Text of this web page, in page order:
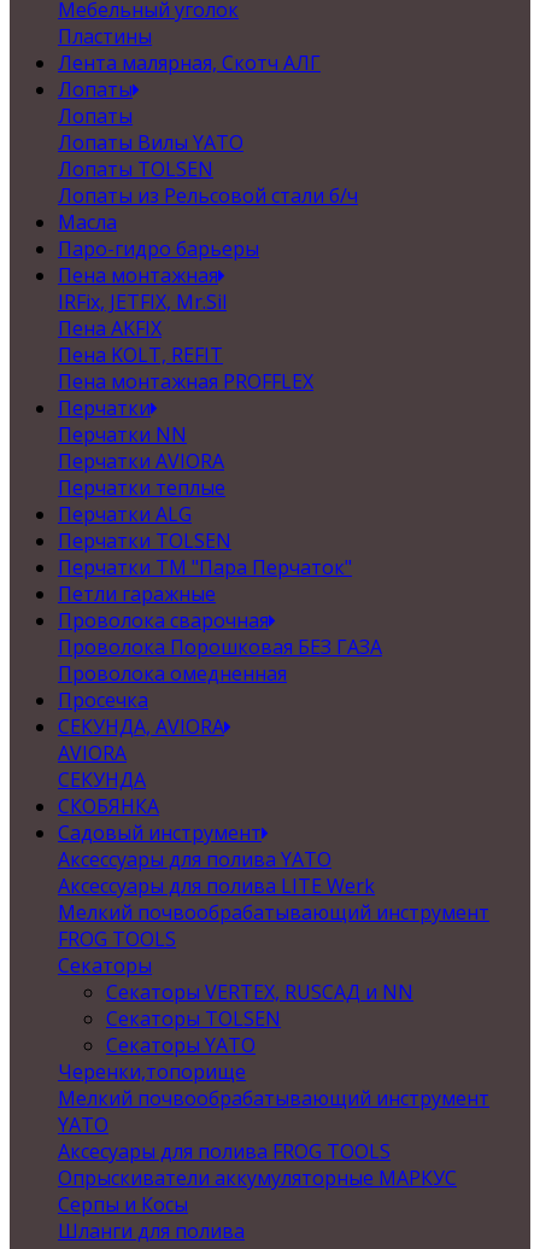
Мебельный уголок
Пластины
Лента малярная, Скотч АЛГ
Лопаты
Лопаты
Лопаты Вилы YATO
Лопаты TOLSEN
Лопаты из Рельсовой стали б/ч
Масла
Паро-гидро барьеры
Пена монтажная
IRFix, JETFIX, Mr.Sil
Пена AKFIX
Пена KOLT, REFIT
Пена монтажная PROFFLEX
Перчатки
Перчатки NN
Перчатки AVIORA
Перчатки теплые
Перчатки ALG
Перчатки TOLSEN
Перчатки ТМ "Пара Перчаток"
Петли гаражные
Проволока сварочная
Проволока Порошковая БЕЗ ГАЗА
Проволока омедненная
Просечка
СЕКУНДА, AVIORA
AVIORA
СЕКУНДА
СКОБЯНКА
Садовый инструмент
Аксессуары для полива YATO
Аксессуары для полива LITE Werk
Мелкий почвообрабатывающий инструмент
FROG TOOLS
Секаторы
Секаторы VERTEX, RUSСАД и NN
Секаторы TOLSEN
Секаторы YATO
Черенки,топорище
Мелкий почвообрабатывающий инструмент
YATO
Аксесуары для полива FROG TOOLS
Опрыскиватели аккумуляторные МАРКУС
Серпы и Косы
Шланги для полива